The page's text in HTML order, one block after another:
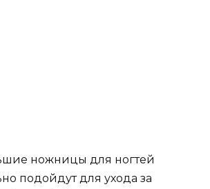
ножницы для ногтей
подойдут для ухода за